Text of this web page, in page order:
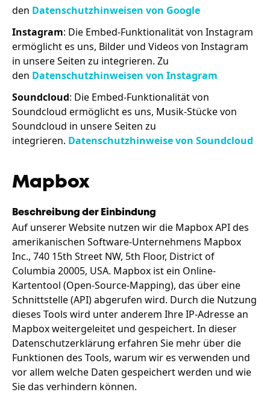
den Datenschutzhinweisen von Google
Instagram: Die Embed-Funktionalität von Instagram
ermöglicht es uns, Bilder und Videos von Instagram
in unsere Seiten zu integrieren. Zu
den Datenschutzhinweisen von Instagram
Soundcloud: Die Embed-Funktionalität von
Soundcloud ermöglicht es uns, Musik-Stücke von
Soundcloud in unsere Seiten zu
integrieren. Datenschutzhinweise von Soundcloud
Mapbox
Beschreibung der Einbindung
Auf unserer Website nutzen wir die Mapbox API des
amerikanischen Software-Unternehmens Mapbox
Inc., 740 15th Street NW, 5th Floor, District of
Columbia 20005, USA. Mapbox ist ein Online-
Kartentool (Open-Source-Mapping), das über eine
Schnittstelle (API) abgerufen wird. Durch die Nutzung
dieses Tools wird unter anderem Ihre IP-Adresse an
Mapbox weitergeleitet und gespeichert. In dieser
Datenschutzerklärung erfahren Sie mehr über die
Funktionen des Tools, warum wir es verwenden und
vor allem welche Daten gespeichert werden und wie
Sie das verhindern können.